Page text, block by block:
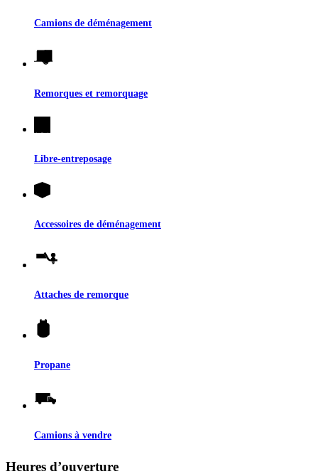
Camions de déménagement
Remorques et remorquage
Libre-entreposage
Accessoires de déménagement
Attaches de remorque
Propane
Camions à vendre
Heures d’ouverture